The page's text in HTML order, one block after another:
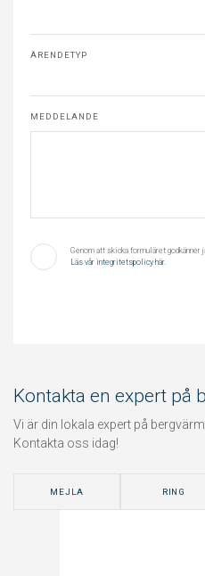
ÄRENDETYP
MEDDELANDE
Genom att skicka formuläret godkänner
Läs vår integritetspolicy här.
Kontakta en expert på
Vi är din lokala expert på
Kontakta oss idag!
MEJLA RING